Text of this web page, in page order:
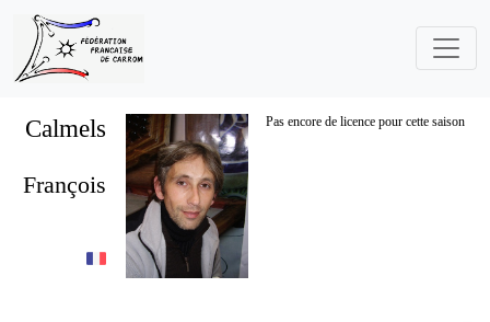
Calmels Pas encore de licence pour cette saison
François